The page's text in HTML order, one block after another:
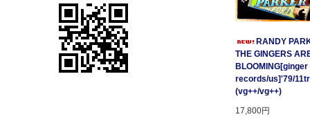
RANDY
THE GINGERS
BLOOMING[ginger
records/us]'79/
(vg++/vg++)
17,800円